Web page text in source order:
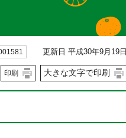
更新日 平成30年9月19日
印刷 大きな文字で印刷